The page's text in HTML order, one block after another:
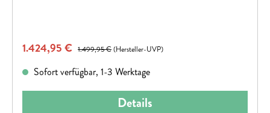
Beleuchtung und leistungsstarken Scheibenbremsen
Er bietet ultimativen Komfort für Kinder mit anpassbaren
Sitzmöglichkeiten und nachhaltigen Materialien.
Verkaufspreis:
1.424,95 € Regulärer Preis:
1.499,95 €(Hersteller-UVP)
Sofort verfügbar, 1-3 Werktage
Details